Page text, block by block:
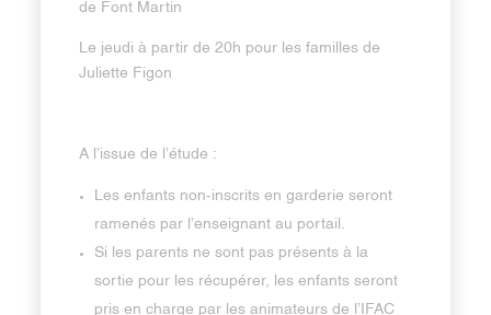
de Font Martin
Le jeudi à partir de 20h pour les familles de
Juliette Figon
A l’issue de l’étude :
Les enfants non-inscrits en garderie seront
ramenés par l’enseignant au portail.
Si les parents ne sont pas présents à la
sortie pour les récupérer, les enfants seront
pris en charge par les animateurs de l’IFAC